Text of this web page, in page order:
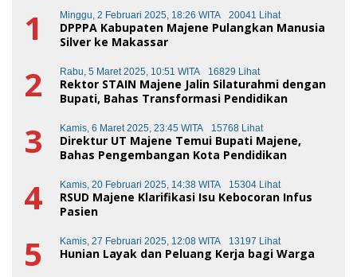
1 Minggu, 2 Februari 2025, 18:26 WITA 20041 Lihat
DPPPA Kabupaten Majene Pulangkan Manusia
Silver ke Makassar
2 Rabu, 5 Maret 2025, 10:51 WITA 16829 Lihat
Rektor STAIN Majene Jalin Silaturahmi dengan
Bupati, Bahas Transformasi Pendidikan
3 Kamis, 6 Maret 2025, 23:45 WITA 15768 Lihat
Direktur UT Majene Temui Bupati Majene,
Bahas Pengembangan Kota Pendidikan
4 Kamis, 20 Februari 2025, 14:38 WITA 15304 Lihat
RSUD Majene Klarifikasi Isu Kebocoran Infus
Pasien
5 Kamis, 27 Februari 2025, 12:08 WITA 13197 Lihat
Hunian Layak dan Peluang Kerja bagi Warga